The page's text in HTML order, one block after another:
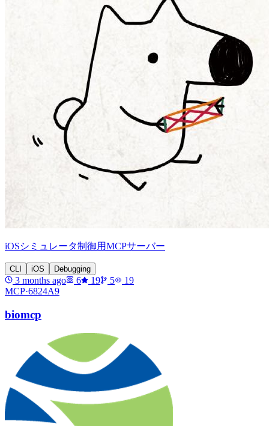
iOSシミュレータ制御用MCPサーバー
CLI iOS Debugging
3 months ago 6 19 5
19
MCP·6824A9
biomcp